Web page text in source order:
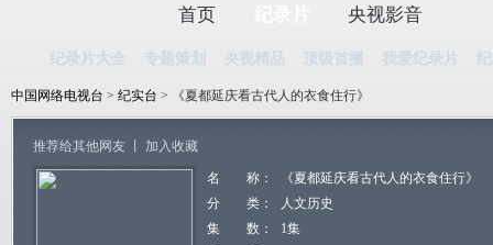
首页
纪录片大全 专题策划 央视精品 顶级首播 我爱纪录片
央视影音
中国网络电视台 > 纪实台 > 《夏都延庆看古代人的衣食住行》
推荐给其他网友 加入收藏
名 称：
《夏都延庆看古代人的衣食住行》
分 类：
人文历史
集 数：
1集